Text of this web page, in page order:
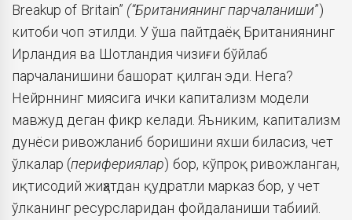
Breakup of Britain” (“Британиянинг парчаланиши”)
китоби чоп этилди. У ўша пайтдаёқ Британиянинг
Ирландия ва Шотландия чизиғи бўйлаб
парчаланишини башорат қилган эди. Нега?
Нейрннинг миясига ички капитализм модели
мавжуд деган фикр келади. Яъниким, капитализм
дунёси ривожланиб боришини яхши биласиз, чет
ўлкалар (перифериялар) бор, кўпроқ ривожланган,
иқтисодий жиҳатдан қудратли марказ бор, у чет
ўлканинг ресурсларидан фойдаланиши табиий.